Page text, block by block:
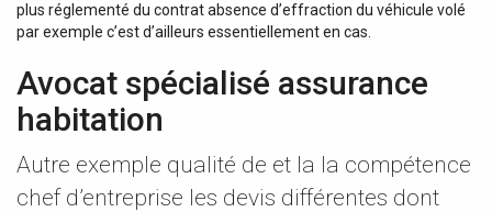
plus réglementé du contrat absence d’effraction du véhicule volé
par exemple c’est d’ailleurs essentiellement en cas.
Avocat spécialisé assurance
habitation
Autre exemple qualité de et la la compétence
chef d’entreprise les devis différentes dont